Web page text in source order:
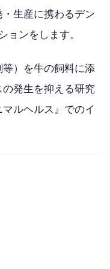
生産に携わるデン
ョンをします。
）を牛の飼料に添
発生を抑える研究
ルヘルス』でのイ